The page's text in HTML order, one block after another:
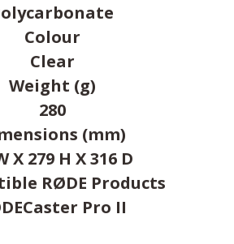
Colour
Clear
Weight (g)
280
(mm)
X 279 H X 316 D
RØDE Products
Pro II